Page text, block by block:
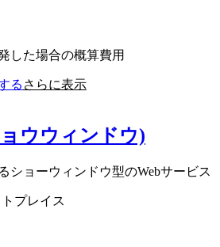
した場合の概算費用
る さらに表示
ウウィンドウ)
ショーウィンドウ型のWebサービス
プレイス